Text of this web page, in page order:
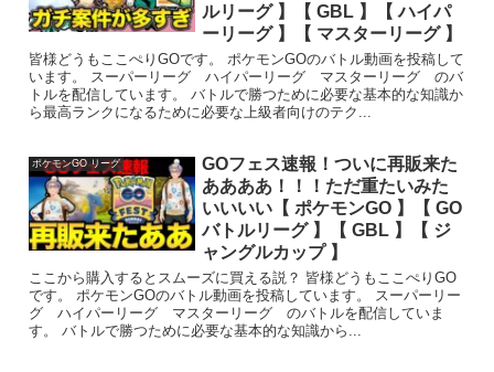
ルリーグ 】【 GBL 】【 ハイパ
ーリーグ 】【 マスターリーグ 】
皆様どうもここぺりGOです。 ポケモンGOのバトル動画を投稿して
います。 スーパーリーグ ハイパーリーグ マスターリーグ のバ
トルを配信しています。 バトルで勝つために必要な基本的な知識か
ら最高ランクになるために必要な上級者向けのテク...
ポケモンGO リーグ
GOフェス速報！ついに再販来た
ああああ！！！ただ重たいみた
いいいい【 ポケモンGO 】【 GO
バトルリーグ 】【 GBL 】【 ジ
ャングルカップ 】
ここから購入するとスムーズに買える説？ 皆様どうもここぺりGO
です。 ポケモンGOのバトル動画を投稿しています。 スーパーリー
グ ハイパーリーグ マスターリーグ のバトルを配信していま
す。 バトルで勝つために必要な基本的な知識から...